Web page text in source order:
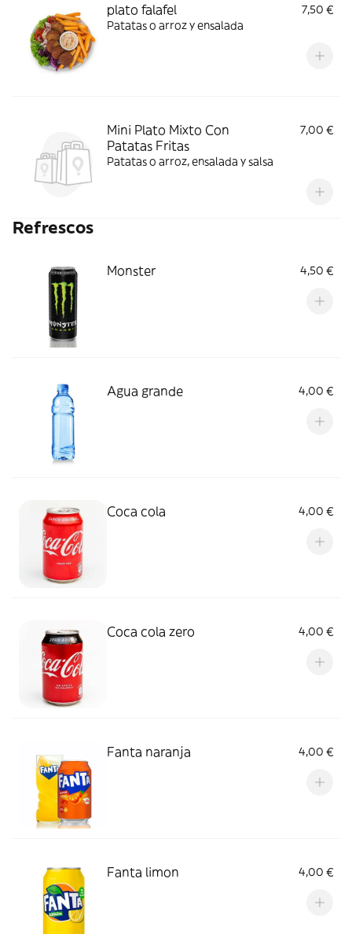
plato falafel
7,50 €
Patatas o arroz y ensalada
Mini Plato Mixto Con
Patatas Fritas
7,00 €
Patatas o arroz, ensalada y salsa
Refrescos
Monster 4,50 €
Agua grande 4,00 €
Coca cola 4,00 €
Coca cola zero 4,00 €
Fanta naranja 4,00 €
Fanta limon 4,00 €